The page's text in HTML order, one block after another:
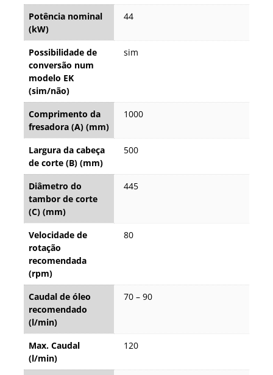
Potência nominal
(kW)
44
Possibilidade de
conversão num
modelo EK
(sim/não)
sim
Comprimento da
fresadora (A) (mm)
1000
Largura da cabeça
de corte (B) (mm)
500
Diâmetro do
tambor de corte
(C) (mm)
445
Velocidade de
rotação
recomendada
(rpm)
80
Caudal de óleo
recomendado
(l/min)
70 – 90
Max. Caudal
(l/min)
120